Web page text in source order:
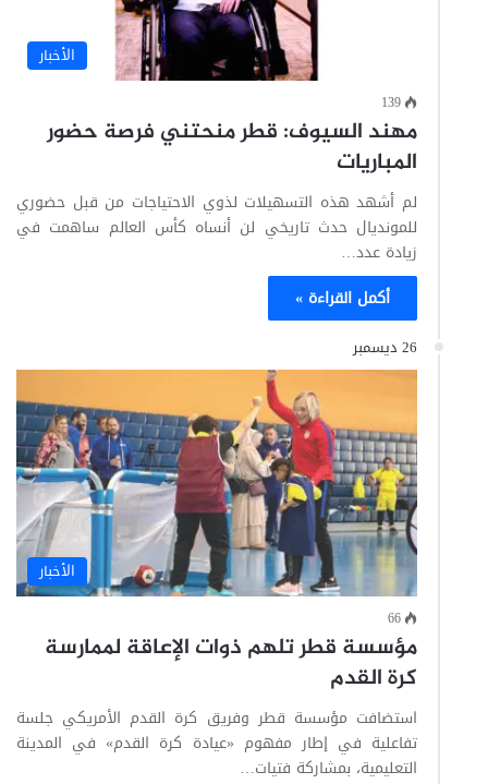
الأخبار
139
مهند السيوف: قطر منحتني فرصة حضور
المباريات
لم أشهد هذه التسهيلات لذوي الاحتياجات من قبل حضوري
للمونديال حدث تاريخي لن أنساه كأس العالم ساهمت في
زيادة عدد…
أكمل القراءة »
26 ديسمبر
الأخبار
66
مؤسسة قطر تلهم ذوات الإعاقة لممارسة
كرة القدم
استضافت مؤسسة قطر وفريق كرة القدم الأمريكي جلسة
تفاعلية في إطار مفهوم «عيادة كرة القدم» في المدينة
التعليمية، بمشاركة فتيات…